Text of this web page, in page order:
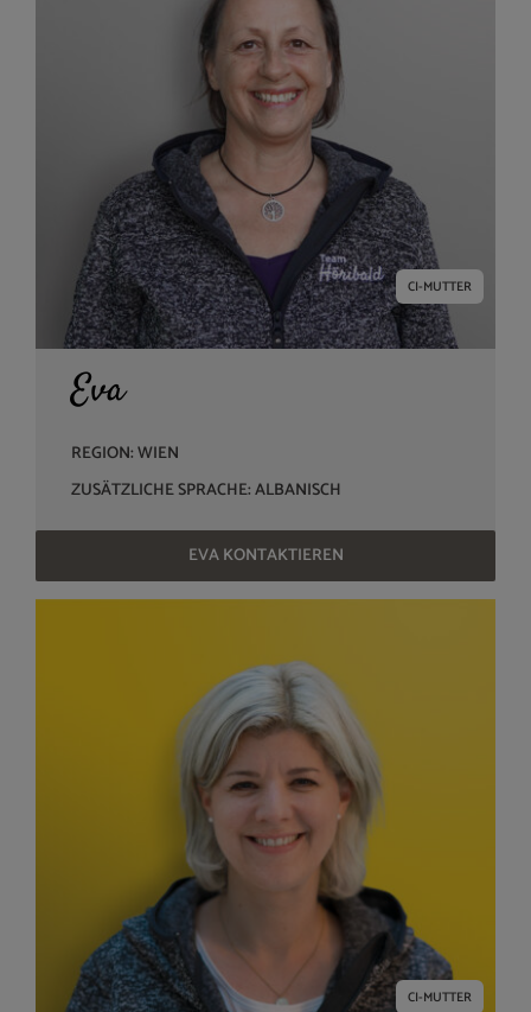
CI-MUTTER
Eva
REGION: WIEN
ZUSÄTZLICHE SPRACHE: ALBANISCH
EVA KONTAKTIEREN
CI-MUTTER